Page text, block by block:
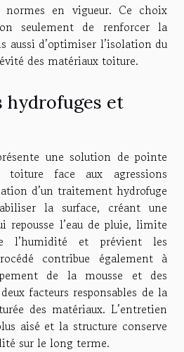
en vigueur. Ce choix
seulement de renforcer la
d’optimiser l’isolation du
des matériaux toiture.
hydrofuges et
une solution de pointe
toiture face aux agressions
d’un traitement hydrofuge
la surface, créant une
repousse l’eau de pluie, limite
l’humidité et prévient les
contribue également à
de la mousse et des
facteurs responsables de la
des matériaux. L’entretien
aisé et la structure conserve
sur le long terme.